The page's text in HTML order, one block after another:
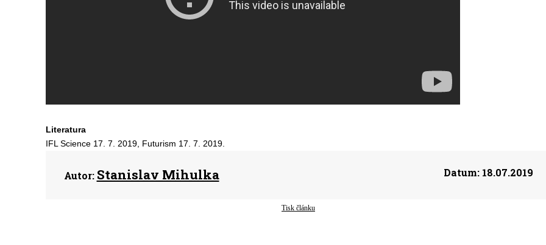
Literatura
IFL Science 17. 7. 2019, Futurism 17. 7. 2019.
Autor: Stanislav Mihulka Datum:18.07.2019
Tisk článku